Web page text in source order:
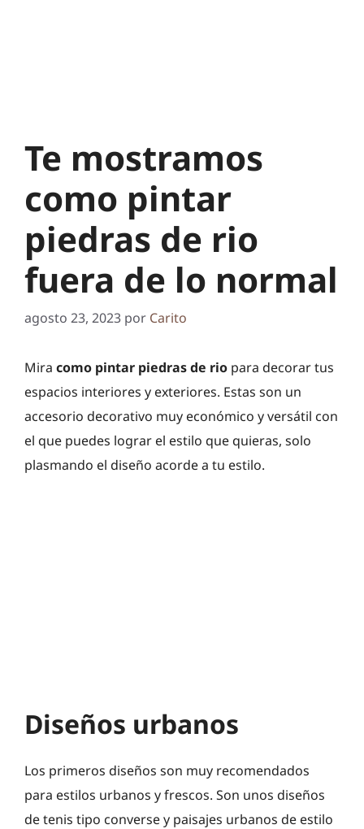
Te mostramos
como pintar
piedras de rio
fuera de lo normal
agosto 23, 2023 por Carito
Mira como pintar piedras de rio para decorar tus
espacios interiores y exteriores. Estas son un
accesorio decorativo muy económico y versátil con
el que puedes lograr el estilo que quieras, solo
plasmando el diseño acorde a tu estilo.
Diseños urbanos
Los primeros diseños son muy recomendados
para estilos urbanos y frescos. Son unos diseños
de tenis tipo converse y paisajes urbanos de estilo